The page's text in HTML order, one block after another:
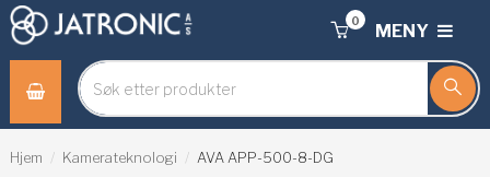
MENY
0
Hjem Kamerateknologi AVA APP-500-8-DG